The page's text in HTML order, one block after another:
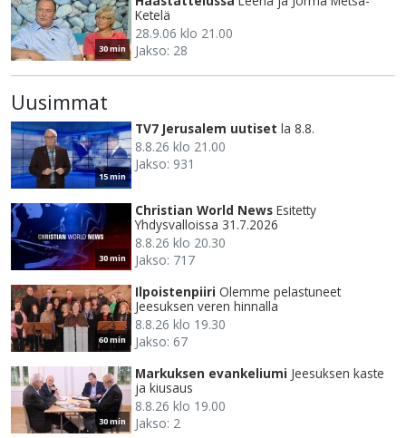
30 min
Ketelä
28.9.06 klo 21.00
Jakso: 28
Uusimmat
15 min
TV7 Jerusalem uutiset la 8.8.
8.8.26 klo 21.00
Jakso: 931
30 min
Christian World News Esitetty
Yhdysvalloissa 31.7.2026
8.8.26 klo 20.30
Jakso: 717
60 min
Ilpoistenpiiri Olemme pelastuneet
Jeesuksen veren hinnalla
8.8.26 klo 19.30
Jakso: 67
30 min
Markuksen evankeliumi Jeesuksen kaste
ja kiusaus
8.8.26 klo 19.00
Jakso: 2